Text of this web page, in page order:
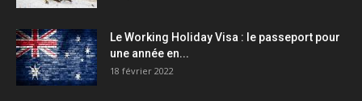
Le Working Holiday Visa : le passeport pour
une année en...
18 février 2022